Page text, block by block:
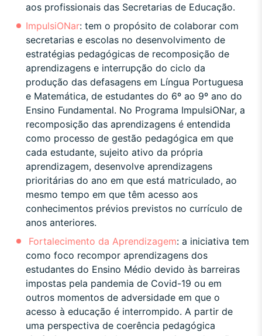
aos profissionais das Secretarias de Educação.
ImpulsiONar: tem o propósito de colaborar com
secretarias e escolas no desenvolvimento de
estratégias pedagógicas de recomposição de
aprendizagens e interrupção do ciclo da
produção das defasagens em Língua Portuguesa
e Matemática, de estudantes do 6º ao 9º ano do
Ensino Fundamental. No Programa ImpulsiONar, a
recomposição das aprendizagens é entendida
como processo de gestão pedagógica em que
cada estudante, sujeito ativo da própria
aprendizagem, desenvolve aprendizagens
prioritárias do ano em que está matriculado, ao
mesmo tempo em que têm acesso aos
conhecimentos prévios previstos no currículo de
anos anteriores.
Fortalecimento da Aprendizagem: a iniciativa tem
como foco recompor aprendizagens dos
estudantes do Ensino Médio devido às barreiras
impostas pela pandemia de Covid-19 ou em
outros momentos de adversidade em que o
acesso à educação é interrompido. A partir de
uma perspectiva de coerência pedagógica